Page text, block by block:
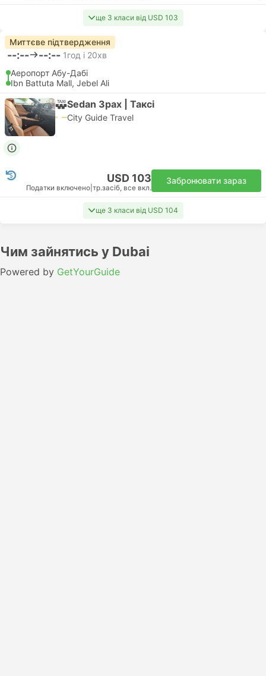
ще 3 класи від USD 103
Миттєве підтвердження
--:-- --:-- 1год і 20хв
Аеропорт Абу-Дабі
Ibn Battuta Mall, Jebel Ali
Sedan 3pax | Таксі
City Guide Travel
USD 103
Податки включено тр.засіб, все вкл.
Забронювати зараз
ще 3 класи від USD 104
Чим зайнятись у Dubai
Powered by GetYourGuide